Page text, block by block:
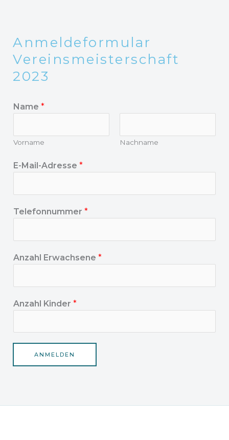
Anmeldeformular
Vereinsmeisterschaft
2023
Name *
Vorname Nachname
E-Mail-Adresse *
Telefonnummer *
Anzahl Erwachsene *
Anzahl Kinder *
ANMELDEN